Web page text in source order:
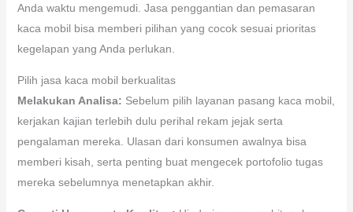
Anda waktu mengemudi. Jasa penggantian dan pemasaran
kaca mobil bisa memberi pilihan yang cocok sesuai prioritas
kegelapan yang Anda perlukan.
Pilih jasa kaca mobil berkualitas
Melakukan Analisa: Sebelum pilih layanan pasang kaca mobil,
kerjakan kajian terlebih dulu perihal rekam jejak serta
pengalaman mereka. Ulasan dari konsumen awalnya bisa
memberi kisah, serta penting buat mengecek portofolio tugas
mereka sebelumnya menetapkan akhir.